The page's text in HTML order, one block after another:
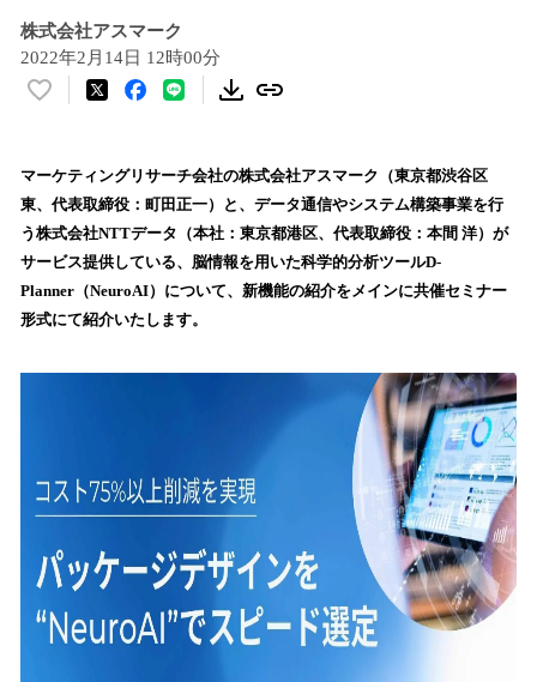
株式会社アスマーク
2022年2月14日 12時00分
い
！
数
を
読
込
み
で
マーケティングリサーチ会社の株式会社アスマーク（東京都渋谷区
東、代表取締役：町田正一）と、データ通信やシステム構築事業を行
う株式会社NTTデータ（本社：東京都港区、代表取締役：本間 洋）が
サービス提供している、脳情報を用いた科学的分析ツールD-
Planner（NeuroAI）について、新機能の紹介をメインに共催セミナー
形式にて紹介いたします。